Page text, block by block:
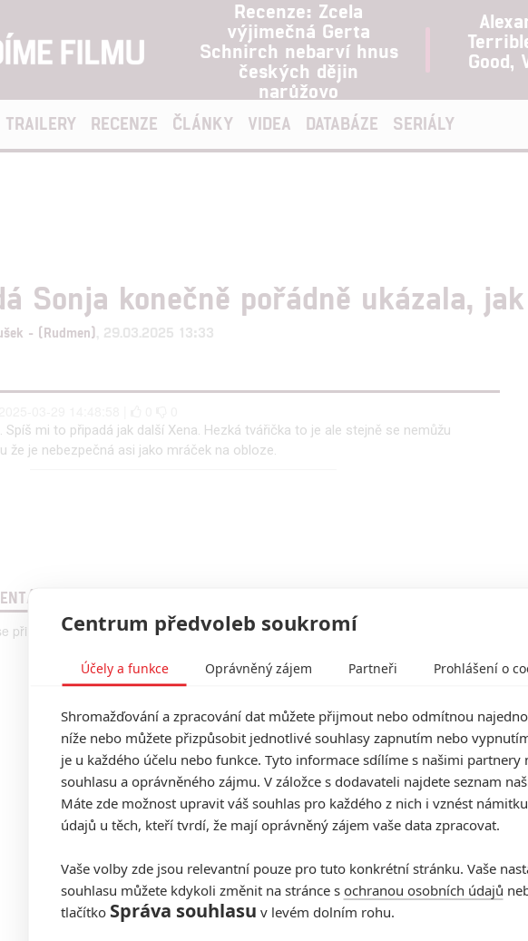
Recenze: Zcela
výjimečná Gerta
Schnirch nebarví hnus
českých dějin
narůžovo
Good,
TRAILERY RECENZE ČLÁNKY VIDEA DATABÁZE SERIÁLY
Sonja konečně pořádně ukázala,
- (Rudmen) , 29.03.2025 13:33
Spíš mi to připadá jak další Xena. Hezká tvářička to je ale stejně se nemůžu
že je nebezpečná asi jako mráček na obloze.
přihlašte.Centrum předvoleb soukromí
Účely a funkce Oprávněný zájem Partneři Prohlášení o
Shromažďování a zpracování dat můžete přijmout nebo odmítnou
níže nebo můžete přizpůsobit jednotlivé souhlasy zapnutím nebo
je u každého účelu nebo funkce. Tyto informace sdílíme s našimi partnery
souhlasu a oprávněného zájmu. V záložce s dodavateli najdete seznam
Máte zde možnost upravit váš souhlas pro každého z nich i vznést
údajů u těch, kteří tvrdí, že mají oprávněný zájem vaše data zpracovat.
Vaše volby zde jsou relevantní pouze pro tuto konkrétní stránku. Vaše
souhlasu můžete kdykoli změnit na stránce s ochranou osobních údajů
tlačítko Správa souhlasu v levém dolním rohu.